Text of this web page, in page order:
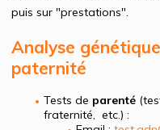
puis sur "prestations".
Analyse
paternité
Tests de parenté
fraternité, etc.) :